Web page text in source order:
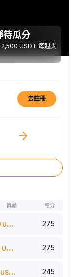
待瓜分
2,500 USDT 每週獎
去註冊
獎勵 積分
USDT 275
USDT 275
USDT 245